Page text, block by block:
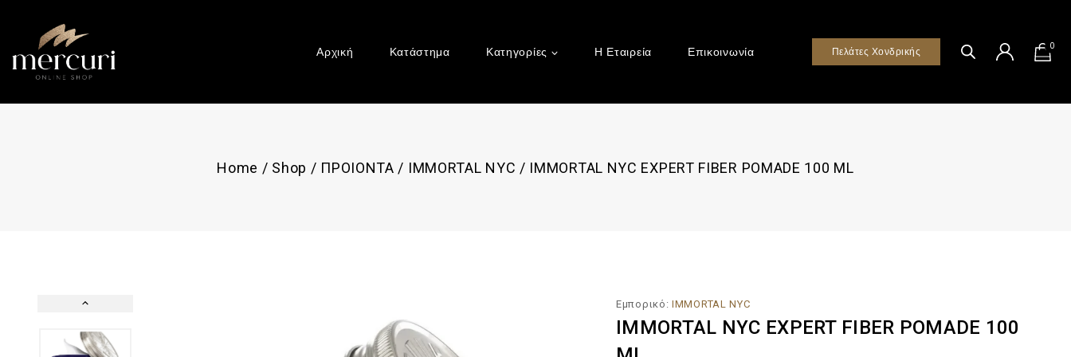
Αρχική Κατάστημα Κατηγορίες Η Εταιρεία Επικοινωνία Πελάτες Χονδρικής 0
Home / Shop / ΠΡΟΙΟΝΤΑ / IMMORTAL NYC / IMMORTAL NYC EXPERT FIBER POMADE 100 ML
Εμπορικό: IMMORTAL NYC
IMMORTAL NYC EXPERT FIBER POMADE 100